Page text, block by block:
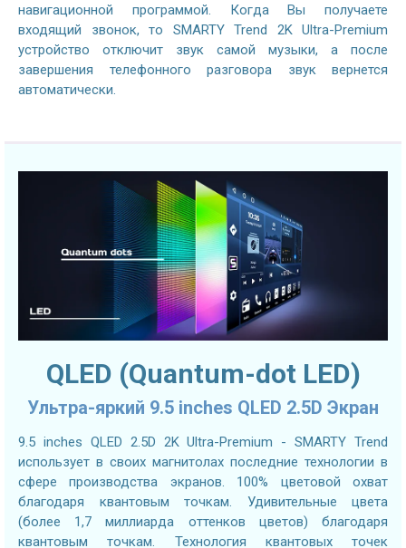
навигационной программой. Когда Вы получаете
входящий звонок, то SMARTY Trend 2K Ultra-Premium
устройство отключит звук самой музыки, а после
завершения телефонного разговора звук вернется
автоматически.
QLED (Quantum-dot LED)
Ультра-яркий 9.5 inches QLED 2.5D Экран
9.5 inches QLED 2.5D 2K Ultra-Premium - SMARTY Trend
использует в своих магнитолах последние технологии в
сфере производства экранов. 100% цветовой охват
благодаря квантовым точкам. Удивительные цвета
(более 1,7 миллиарда оттенков цветов) благодаря
квантовым точкам. Технология квантовых точек